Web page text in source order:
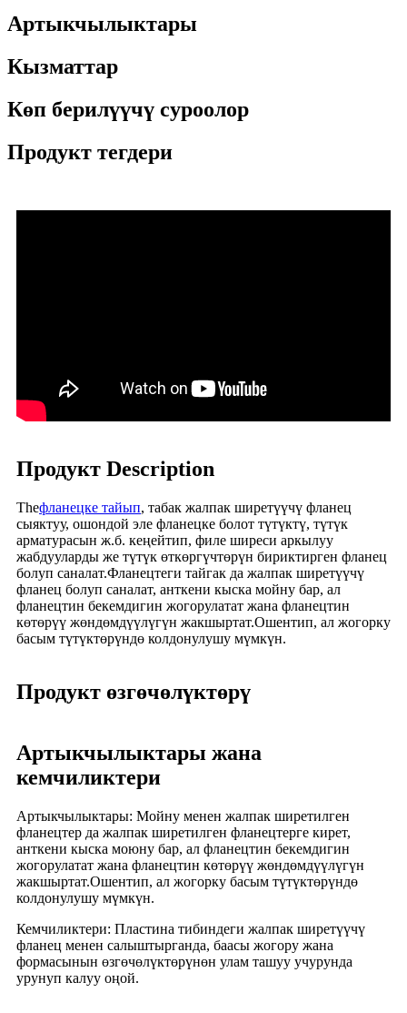
Артыкчылыктары
Кызматтар
Көп берилүүчү суроолор
Продукт тегдери
Продукт Description
Theфланецке тайып, табак жалпак ширетүүчү фланец
сыяктуу, ошондой эле фланецке болот түтүктү, түтүк
арматурасын ж.б. кеңейтип, филе ширеси аркылуу
жабдууларды же түтүк өткөргүчтөрүн бириктирген фланец
болуп саналат.Фланецтеги тайгак да жалпак ширетүүчү
фланец болуп саналат, анткени кыска мойну бар, ал
фланецтин бекемдигин жогорулатат жана фланецтин
көтөрүү жөндөмдүүлүгүн жакшыртат.Ошентип, ал жогорку
басым түтүктөрүндө колдонулушу мүмкүн.
Продукт өзгөчөлүктөрү
Артыкчылыктары жана
кемчиликтери
Артыкчылыктары: Мойну менен жалпак ширетилген
фланецтер да жалпак ширетилген фланецтерге кирет,
анткени кыска моюну бар, ал фланецтин бекемдигин
жогорулатат жана фланецтин көтөрүү жөндөмдүүлүгүн
жакшыртат.Ошентип, ал жогорку басым түтүктөрүндө
колдонулушу мүмкүн.
Кемчиликтери: Пластина тибиндеги жалпак ширетүүчү
фланец менен салыштырганда, баасы жогору жана
формасынын өзгөчөлүктөрүнөн улам ташуу учурунда
урунуп калуу оңой.